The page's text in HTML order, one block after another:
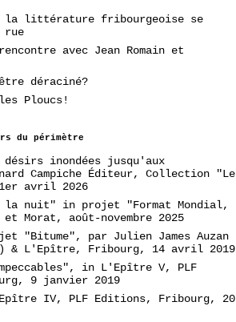
la littérature fribourgeoise se
rue
avec Jean Romain et
déraciné?
Ploucs!
du périmètre
désirs inondées jusqu'aux
Campiche Éditeur, Collection "Le
avril 2026
la nuit" in projet "Format Mondial,
Morat, août-novembre 2025
"Bitume", par Julien James Auzan
& L'Epître, Fribourg, 14 avril 2019
in L'Epître V, PLF
9 janvier 2019
IV, PLF Editions, Fribourg, 20